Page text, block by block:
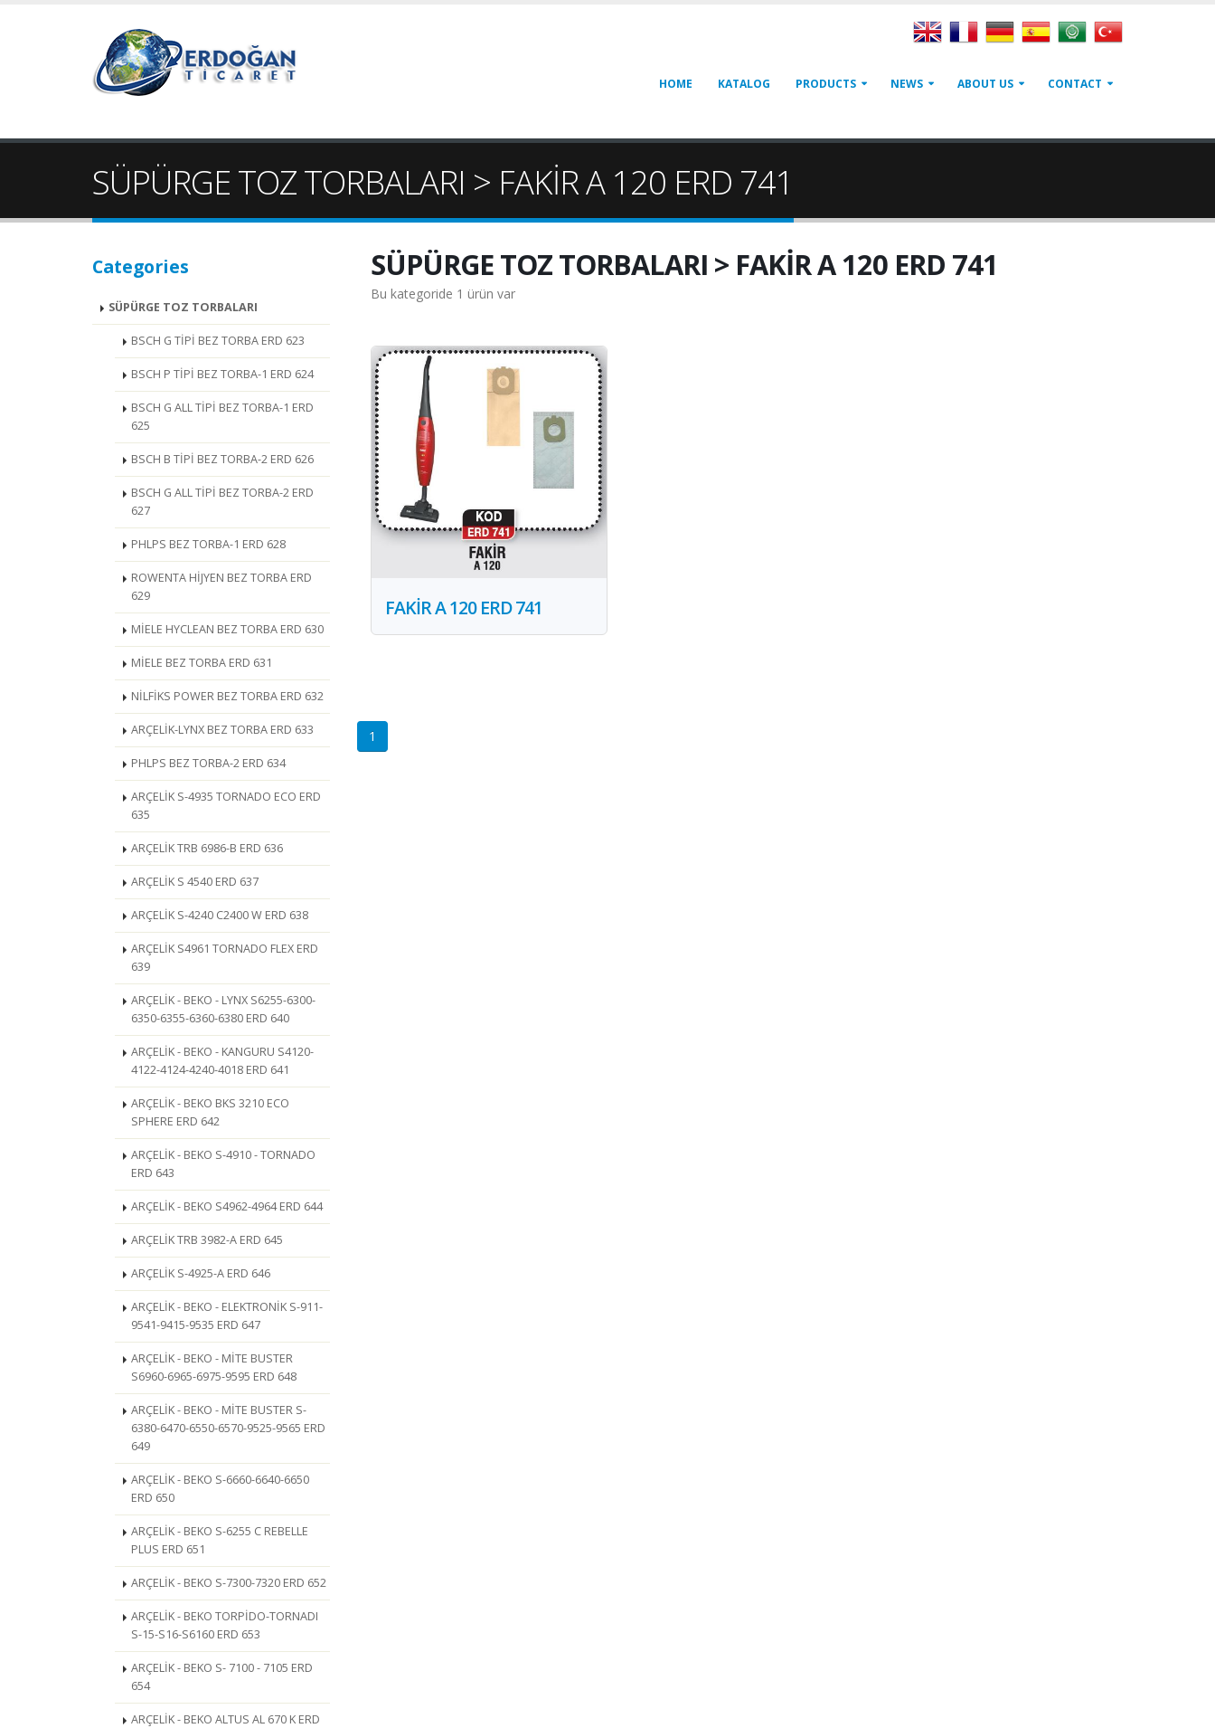
HOME KATALOG PRODUCTS NEWS ABOUT US CONTACT
SÜPÜRGE TOZ TORBALARI > FAKİR A 120 ERD 741
Categories
SÜPÜRGE TOZ TORBALARI
BSCH G TİPİ BEZ TORBA ERD 623
BSCH P TİPİ BEZ TORBA-1 ERD 624
BSCH G ALL TİPİ BEZ TORBA-1 ERD
625
BSCH B TİPİ BEZ TORBA-2 ERD 626
BSCH G ALL TİPİ BEZ TORBA-2 ERD
627
PHLPS BEZ TORBA-1 ERD 628
ROWENTA HİJYEN BEZ TORBA ERD
629
MİELE HYCLEAN BEZ TORBA ERD 630
MİELE BEZ TORBA ERD 631
NİLFİKS POWER BEZ TORBA ERD 632
ARÇELİK-LYNX BEZ TORBA ERD 633
PHLPS BEZ TORBA-2 ERD 634
ARÇELİK S-4935 TORNADO ECO ERD
635
ARÇELİK TRB 6986-B ERD 636
ARÇELİK S 4540 ERD 637
ARÇELİK S-4240 C2400 W ERD 638
ARÇELİK S4961 TORNADO FLEX ERD
639
ARÇELİK - BEKO - LYNX S6255-6300-
6350-6355-6360-6380 ERD 640
ARÇELİK - BEKO - KANGURU S4120-
4122-4124-4240-4018 ERD 641
ARÇELİK - BEKO BKS 3210 ECO
SPHERE ERD 642
ARÇELİK - BEKO S-4910 - TORNADO
ERD 643
ARÇELİK - BEKO S4962-4964 ERD 644
ARÇELİK TRB 3982-A ERD 645
ARÇELİK S-4925-A ERD 646
ARÇELİK - BEKO - ELEKTRONİK S-911-
9541-9415-9535 ERD 647
ARÇELİK - BEKO - MİTE BUSTER
S6960-6965-6975-9595 ERD 648
ARÇELİK - BEKO - MİTE BUSTER S-
6380-6470-6550-6570-9525-9565 ERD
649
ARÇELİK - BEKO S-6660-6640-6650
ERD 650
ARÇELİK - BEKO S-6255 C REBELLE
PLUS ERD 651
ARÇELİK - BEKO S-7300-7320 ERD 652
ARÇELİK - BEKO TORPİDO-TORNADI
S-15-S16-S6160 ERD 653
ARÇELİK - BEKO S- 7100 - 7105 ERD
654
ARÇELİK - BEKO ALTUS AL 670 K ERD
SÜPÜRGE TOZ TORBALARI > FAKİR A 120 ERD 741
Bu kategoride 1 ürün var
FAKİR A 120 ERD 741
1